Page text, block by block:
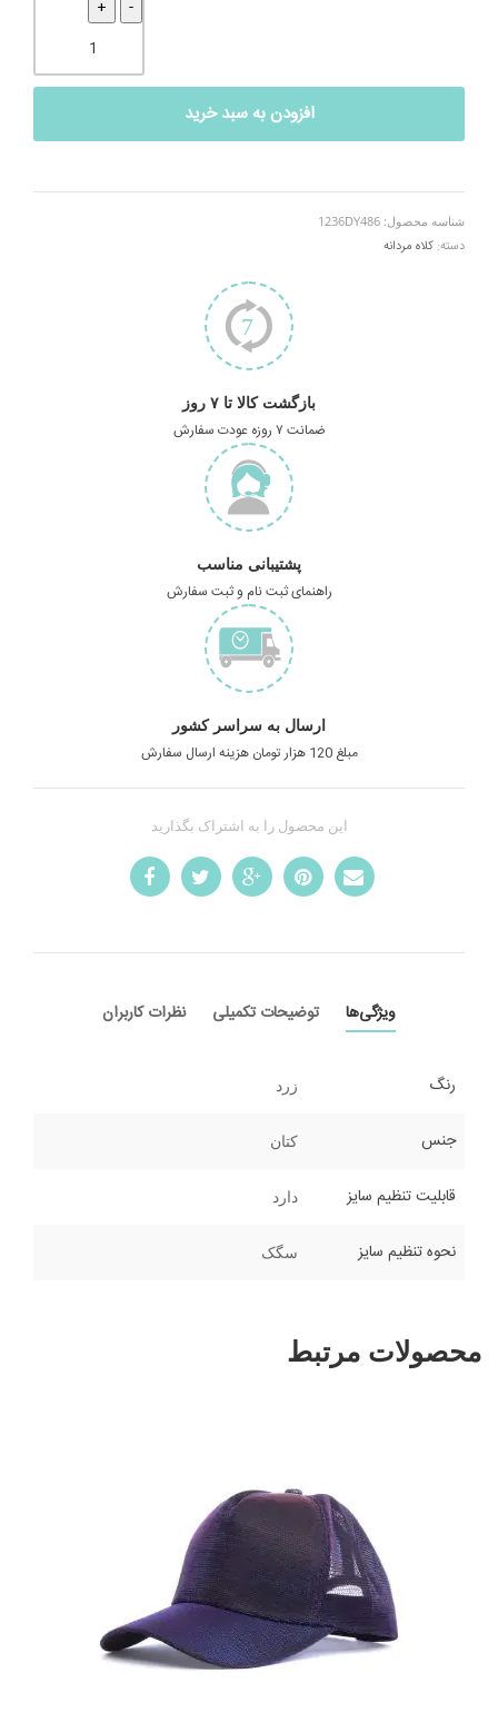
اسپرت
مارک
486
افزودن به سبد خرید
شناسه محصول: 1236DY486
دسته: کلاه مردانه
بازگشت کالا تا ۷ روز
ضمانت ۷ روزه عودت سفارش
پشتیبانی مناسب
راهنمای ثبت نام و ثبت سفارش
ارسال به سراسر کشور
مبلغ 120 هزار تومان هزینه ارسال سفارش
این محصول را به اشتراک بگذارید
ویژگی‌ها توضیحات تکمیلی نظرات کاربران
رنگ زرد
جنس کتان
قابلیت تنظیم سایز دارد
نحوه تنظیم سایز سگک
محصولات مرتبط